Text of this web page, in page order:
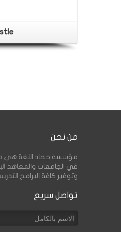
من نحن
مؤسسة حصاد اللغة هي
في الجامعات والمعاهد
وتوفير كافة البرامج
تواصل سريع